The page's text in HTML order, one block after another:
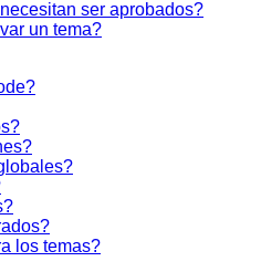
ser aprobados?
un tema?
los temas?